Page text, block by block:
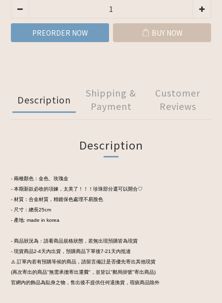
PREORDER NOW BUY NOW
Description
Shipping &
Payment
Customer
Reviews
Description
- 兩種顏色：金色、玫瑰金
- 本期新款必收的項鍊，太美了！！！珍珠部分還可以開合♡
- 材質：合金材質，精鍍保色處理不易脫色
- 尺寸：總長25cm
- 產地: made in korea
- 商品狀況為：請看商品規格狀態，若無出現預購皆為現貨
- 現貨商品2-4天內出貨，預購商品下單後7-21天內抵達
⚠️ 訂單內若有預購等候的商品，請留言備註是否優先寄出其他現貨
(再次寄出的商品"無需承擔寄出運費"，並皆以"郵局掛號"寄出商品)
官網內的飾品為貼身之物，售出後不提供任何退換貨，瑕疵商品除外